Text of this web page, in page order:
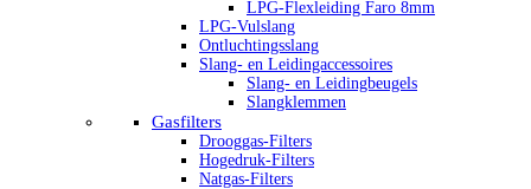
LPG-Flexleiding Faro 8mm
LPG-Vulslang
Ontluchtingsslang
Slang- en Leidingaccessoires
Slang- en Leidingbeugels
Slangklemmen
Gasfilters
Drooggas-Filters
Hogedruk-Filters
Natgas-Filters